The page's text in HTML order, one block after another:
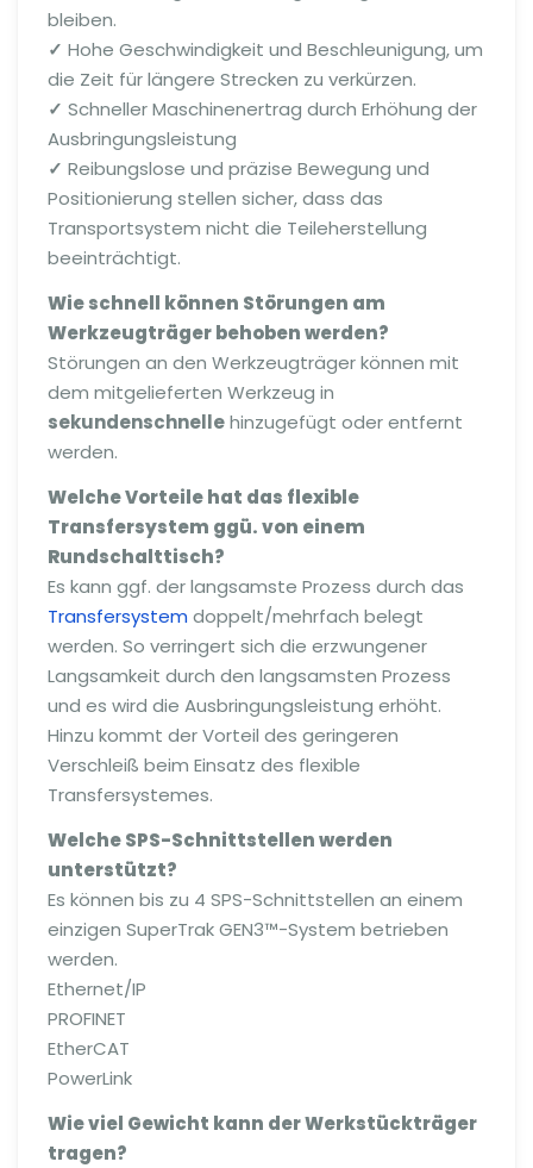
bleiben.
✓ Hohe Geschwindigkeit und Beschleunigung, um
die Zeit für längere Strecken zu verkürzen.
✓ Schneller Maschinenertrag durch Erhöhung der
Ausbringungsleistung
✓ Reibungslose und präzise Bewegung und
Positionierung stellen sicher, dass das
Transportsystem nicht die Teileherstellung
beeinträchtigt.
Wie schnell können Störungen am
Werkzeugträger behoben werden?
Störungen an den Werkzeugträger können mit
dem mitgelieferten Werkzeug in
sekundenschnellehinzugefügt oder entfernt
werden.
Welche Vorteile hat das flexible
Transfersystem ggü. von einem
Rundschalttisch?
Es kann ggf. der langsamste Prozess durch das
Transfersystem doppelt/mehrfach belegt
werden. So verringert sich die erzwungener
Langsamkeit durch den langsamsten Prozess
und es wird die Ausbringungsleistung erhöht.
Hinzu kommt der Vorteil des geringeren
Verschleiß beim Einsatz des flexible
Transfersystemes.
Welche SPS-Schnittstellen werden
unterstützt?
Es können bis zu 4 SPS-Schnittstellen an einem
einzigen SuperTrak GEN3™-System betrieben
werden.
Ethernet/IP
PROFINET
EtherCAT
PowerLink
Wie viel Gewicht kann der Werkstückträger
tragen?